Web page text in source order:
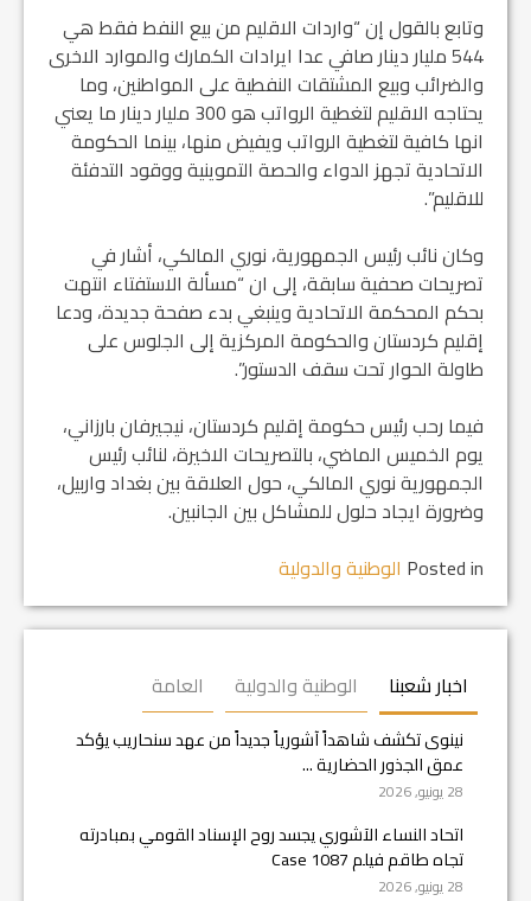
وتابع بالقول إن “واردات الاقليم من بيع النفط فقط هي
544 مليار دينار صافي عدا ايرادات الكمارك والموارد الاخرى
والضرائب وبيع المشتقات النفطية على المواطنين، وما
يحتاجه الاقليم لتغطية الرواتب هو 300 مليار دينار ما يعني
انها كافية لتغطية الرواتب ويفيض منها، بينما الحكومة
الاتحادية تجهز الدواء والحصة التموينية ووقود التدفئة
للاقليم”.
وكان نائب رئيس الجمهورية، نوري المالكي، أشار في
تصريحات صحفية سابقة، إلى ان “مسألة الاستفتاء انتهت
بحكم المحكمة الاتحادية وينبغي بدء صفحة جديدة، ودعا
إقليم كردستان والحكومة المركزية إلى الجلوس على
طاولة الحوار تحت سقف الدستور”.
فيما رحب رئيس حكومة إقليم كردستان، نيجيرفان بارزاني،
يوم الخميس الماضي، بالتصريحات الاخيرة، لنائب رئيس
الجمهورية نوري المالكي، حول العلاقة بين بغداد واربيل،
وضرورة ايجاد حلول للمشاكل بين الجانبين.
Posted in الوطنية والدولية
اخبار شعبنا الوطنية والدولية العامة
نينوى تكشف شاهداً آشورياً جديداً من عهد سنحاريب يؤكد
عمق الجذور الحضارية ...
28 يونيو, 2026
اتحاد النساء الآشوري يجسد روح الإسناد القومي بمبادرته
تجاه طاقم فيلم Case 1087
28 يونيو, 2026